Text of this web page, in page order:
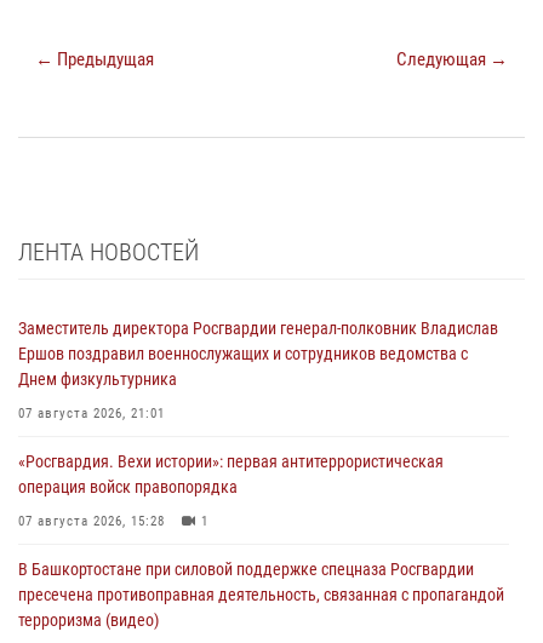
← Предыдущая Следующая →
ЛЕНТА НОВОСТЕЙ
Заместитель директора Росгвардии генерал-полковник Владислав
Ершов поздравил военнослужащих и сотрудников ведомства с
Днем физкультурника
07 августа 2026, 21:01
«Росгвардия. Вехи истории»: первая антитеррористическая
операция войск правопорядка
07 августа 2026, 15:28 1
В Башкортостане при силовой поддержке спецназа Росгвардии
пресечена противоправная деятельность, связанная с пропагандой
терроризма (видео)